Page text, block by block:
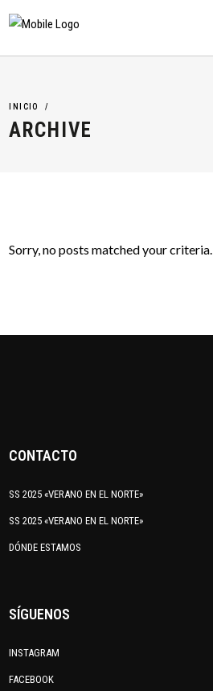
INICIO /
ARCHIVE
Sorry, no posts matched your criteria.
CONTACTO
SS 2025 «VERANO EN EL NORTE»
SS 2025 «VERANO EN EL NORTE»
DÓNDE ESTAMOS
SÍGUENOS
INSTAGRAM
FACEBOOK